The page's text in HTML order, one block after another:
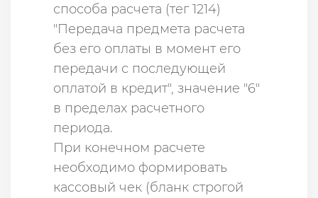
способа расчета (тег 1214)
"Передача предмета расчета
без его оплаты в момент его
передачи с последующей
оплатой в кредит", значение "6"
в пределах расчетного
периода.
При конечном расчете
необходимо формировать
кассовый чек (бланк строгой